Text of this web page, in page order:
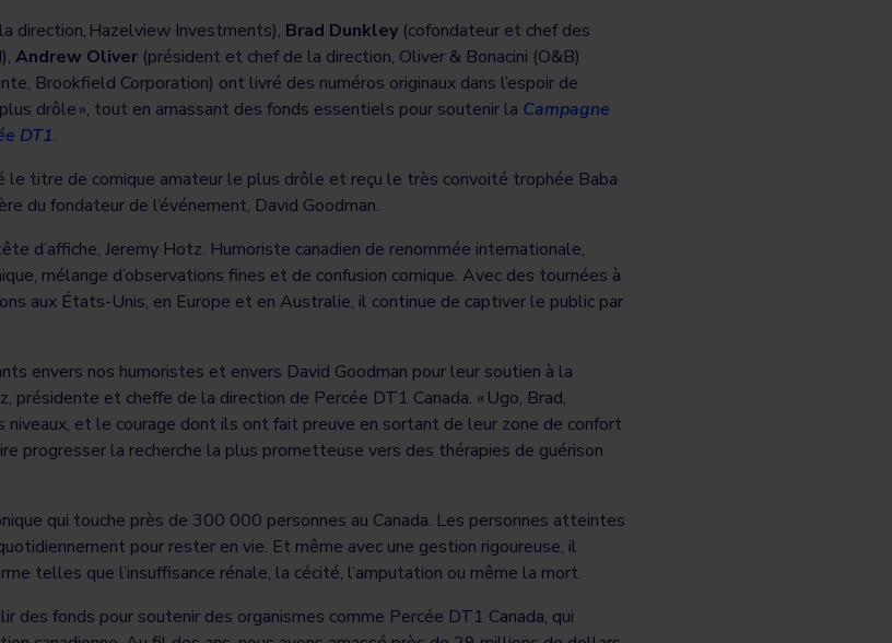
direction, Hazelview Investments), Brad Dunkley(cofondateur et chef des
Andrew Oliver(président et chef de la direction, Oliver & Bonacini (O&B)
Brookfield Corporation) ont livré des numéros originaux dans l’espoir de
drôle », tout en amassant des fonds essentiels pour soutenir la Campagne
DT1.
le titre de comique amateur le plus drôle et reçu le très convoité trophée Baba
du fondateur de l’événement, David Goodman.
d’affiche, Jeremy Hotz. Humoriste canadien de renommée internationale,
mélange d’observations fines et de confusion comique. Avec des tournées à
aux États-Unis, en Europe et en Australie, il continue de captiver le public par
envers nos humoristes et envers David Goodman pour leur soutien à la
présidente et cheffe de la direction de Percée DT1 Canada. « Ugo, Brad,
et le courage dont ils ont fait preuve en sortant de leur zone de confort
progresser la recherche la plus prometteuse vers des thérapies de guérison
qui touche près de 300 000 personnes au Canada. Les personnes atteintes
pour rester en vie. Et même avec une gestion rigoureuse, il
telles que l’insuffisance rénale, la cécité, l’amputation ou même la mort.
des fonds pour soutenir des organismes comme Percée DT1 Canada, qui